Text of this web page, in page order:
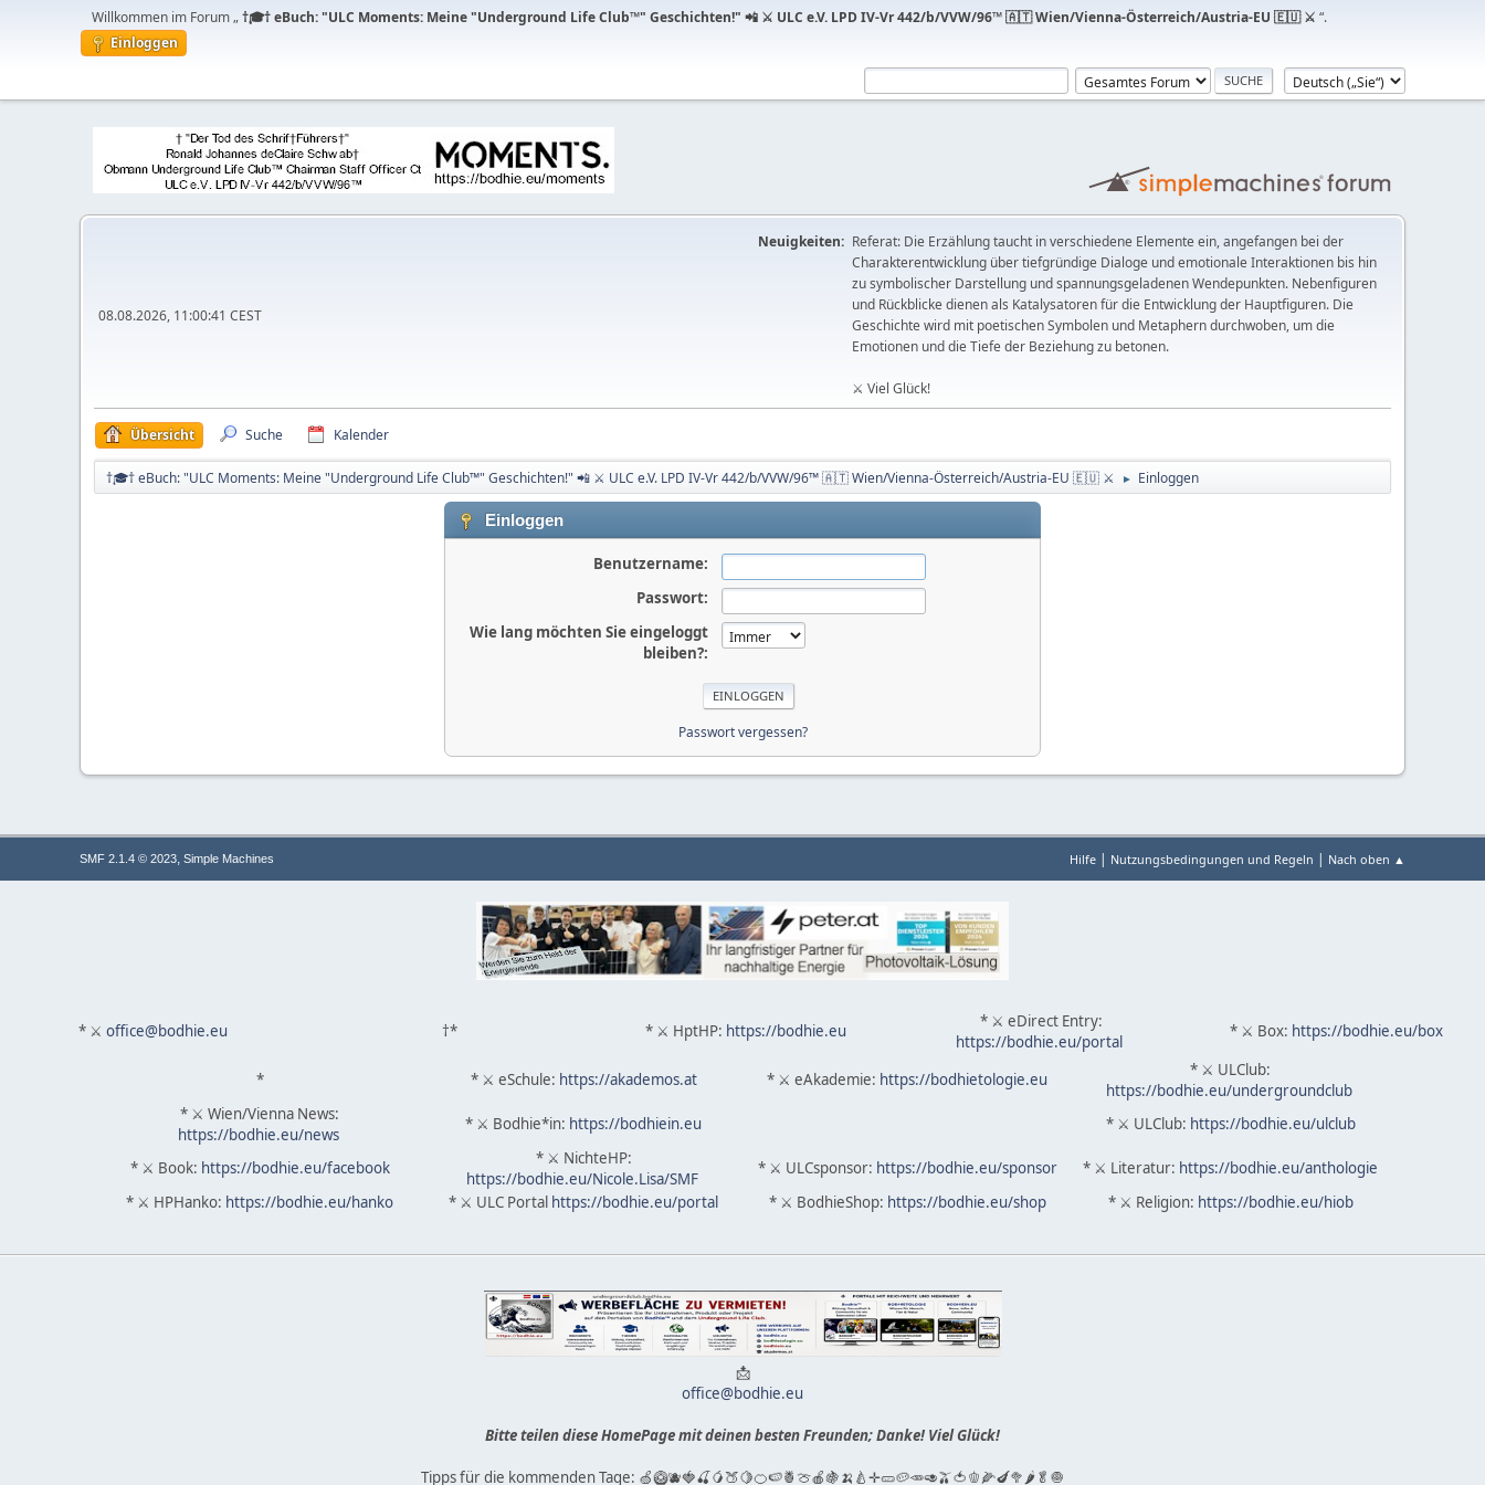
Willkommen im Forum „†🎓† eBuch: "ULC Moments: Meine "Underground Life Club™" Geschichten!" 📲 ⚔ ULC e.V. LPD IV-Vr 442/b/VVW/96™ 🇦🇹 Wien/Vienna-Österreich/Austria-EU 🇪🇺 ⚔ “.
Einloggen
08.08.2026, 11:00:41 CEST
Neuigkeiten: Referat: Die Erzählung taucht in verschiedene Elemente ein, angefangen bei der
Charakterentwicklung über tiefgründige Dialoge und emotionale Interaktionen bis hin
zu symbolischer Darstellung und spannungsgeladenen Wendepunkten. Nebenfiguren
und Rückblicke dienen als Katalysatoren für die Entwicklung der Hauptfiguren. Die
Geschichte wird mit poetischen Symbolen und Metaphern durchwoben, um die
Emotionen und die Tiefe der Beziehung zu betonen.
⚔ Viel Glück!
Übersicht Suche Kalender
†🎓† eBuch: "ULC Moments: Meine "Underground Life Club™" Geschichten!" 📲 ⚔ ULC e.V. LPD IV-Vr 442/b/VVW/96™ 🇦🇹 Wien/Vienna-Österreich/Austria-EU 🇪🇺 ⚔ ► Einloggen
Einloggen
Benutzername:
Passwort:
Wie lang möchten Sie eingeloggt
bleiben?:
Passwort vergessen?
Hilfe | Nutzungsbedingungen und Regeln | Nach oben ▲
SMF 2.1.4 © 2023, Simple Machines
* ⚔ office@bodhie.eu †* * ⚔ HptHP: https://bodhie.eu
* ⚔ eDirect Entry:
https://bodhie.eu/portal
* ⚔ Box: https://bodhie.eu/box
* * ⚔ eSchule: https://akademos.at * ⚔ eAkademie: https://bodhietologie.eu
* ⚔ ULClub:
https://bodhie.eu/undergroundclub
* ⚔ Wien/Vienna News:
https://bodhie.eu/news
* ⚔ Bodhie*in: https://bodhiein.eu * ⚔ ULClub: https://bodhie.eu/ulclub
* ⚔ Book: https://bodhie.eu/facebook
* ⚔ NichteHP:
https://bodhie.eu/Nicole.Lisa/SMF
* ⚔ ULCsponsor: https://bodhie.eu/sponsor * ⚔ Literatur: https://bodhie.eu/anthologie
* ⚔ HPHanko: https://bodhie.eu/hanko * ⚔ ULC Portal https://bodhie.eu/portal * ⚔ BodhieShop: https://bodhie.eu/shop * ⚔ Religion: https://bodhie.eu/hiob
📩
office@bodhie.eu
Bitte teilen diese HomePage mit deinen besten Freunden; Danke! Viel Glück!
Tipps für die kommenden Tage: 🍏🥝🫐🍓🍒🥭🍑🍋🍊🍉🍍🍈🍎🍇🍌🍐✛🥒🥔🥕🥑🫒🍅🫑🌽🍆🥦🌶🥬🧅